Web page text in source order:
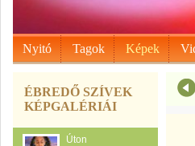
Nyitó Tagok Képek
ÉBREDŐ SZÍVEK
KÉPGALÉRIÁI
Úton